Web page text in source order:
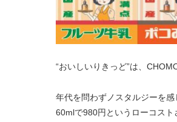
“おいしいりきっど”は、
年代を問わずノスタルジーを
60mlで980円というローコスト